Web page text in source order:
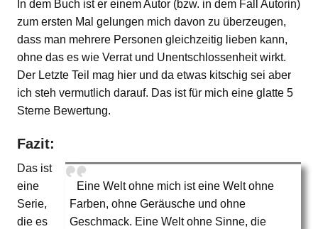
In dem Buch ist er einem Autor (bzw. in dem Fall Autorin)
zum ersten Mal gelungen mich davon zu überzeugen,
dass man mehrere Personen gleichzeitig lieben kann,
ohne das es wie Verrat und Unentschlossenheit wirkt.
Der Letzte Teil mag hier und da etwas kitschig sei aber
ich steh vermutlich darauf. Das ist für mich eine glatte 5
Sterne Bewertung.
Fazit:
Eine Welt ohne mich ist eine Welt ohne
Farben, ohne Geräusche und ohne
Geschmack. Eine Welt ohne Sinne, die
Das ist
eine
Serie,
die es